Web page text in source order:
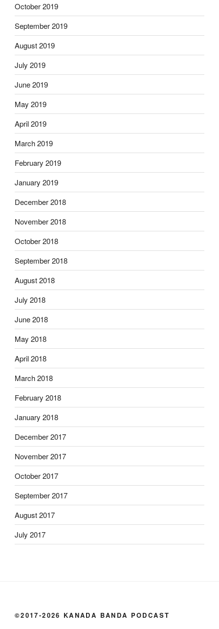
October 2019
September 2019
August 2019
July 2019
June 2019
May 2019
April 2019
March 2019
February 2019
January 2019
December 2018
November 2018
October 2018
September 2018
August 2018
July 2018
June 2018
May 2018
April 2018
March 2018
February 2018
January 2018
December 2017
November 2017
October 2017
September 2017
August 2017
July 2017
©2017-2026 KANADA BANDA PODCAST